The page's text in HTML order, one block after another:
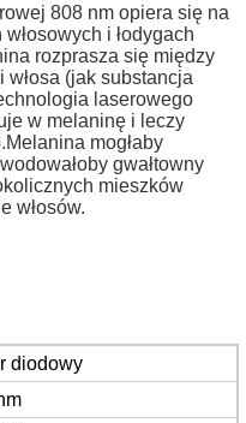
808 nm opiera się na
i łodygach
rozprasza się między
włosa (jak substancja
laserowego
w melaninę i leczy
mogłaby
gwałtowny
mieszków
włosów.
diodowy